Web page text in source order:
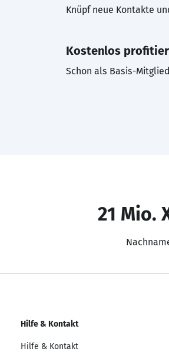
Knüpf neue Kontakte
Kostenlos
Schon als Basis-
21 Mio.
Hilfe & Kontakt
Hilfe & Kontakt